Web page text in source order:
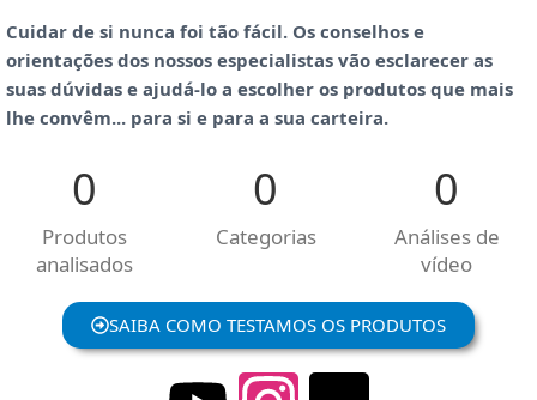
Cuidar de si nunca foi tão fácil. Os conselhos e
orientações dos nossos especialistas vão esclarecer as
suas dúvidas e ajudá-lo a escolher os produtos que mais
lhe convêm... para si e para a sua carteira.
0
Produtos
analisados
0
Categorias
0
Análises de
vídeo
SAIBA COMO TESTAMOS OS PRODUTOS